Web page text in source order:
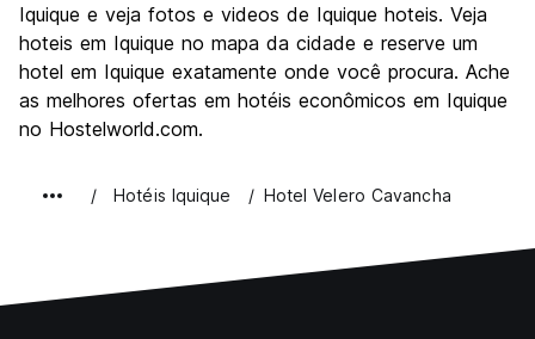
Festas / vida noturna
6.8
Custo-beneficio
7.4
Iquique e veja fotos e videos de Iquique hoteis. Veja
hoteis em Iquique no mapa da cidade e reserve um
hotel em Iquique exatamente onde você procura. Ache
as melhores ofertas em hotéis econômicos em Iquique
no Hostelworld.com.
Hotéis Iquique Hotel Velero Cavancha